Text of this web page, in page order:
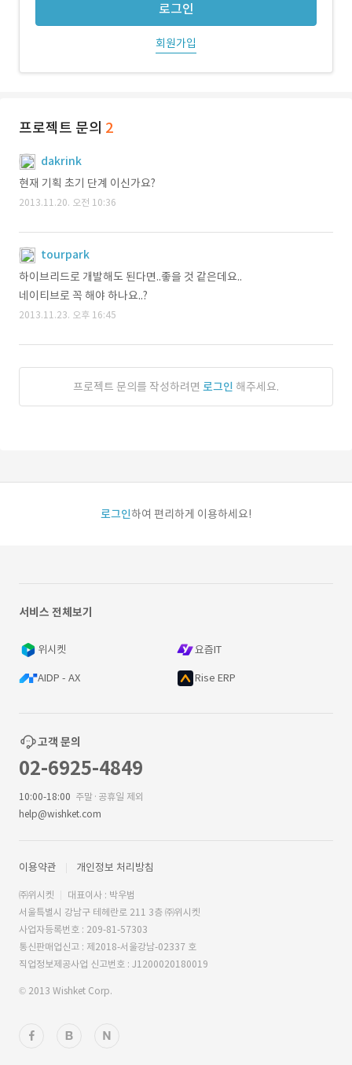
로그인
회원가입
프로젝트 문의 2
dakrink
현재 기획 초기 단계 이신가요?
2013.11.20. 오전 10:36
tourpark
하이브리드로 개발해도 된다면..좋을 것 같은데요..
네이티브로 꼭 해야 하나요..?
2013.11.23. 오후 16:45
프로젝트 문의를 작성하려면 로그인 해주세요.
로그인하여 편리하게 이용하세요!
서비스 전체보기
위시켓 요즘IT
AIDP - AX Rise ERP
고객 문의
02-6925-4849
10:00-18:00 주말·공휴일 제외
help@wishket.com
이용약관 개인정보 처리방침
㈜위시켓
대표이사 : 박우범
서울특별시 강남구 테헤란로 211 3층 ㈜위시켓
사업자등록번호 : 209-81-57303
통신판매업신고 : 제2018-서울강남-02337 호
직업정보제공사업 신고번호 : J1200020180019
© 2013 Wishket Corp.